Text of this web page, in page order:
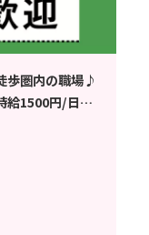
歩圏内の職場♪
給1500円/日勤
未経験歓迎/基